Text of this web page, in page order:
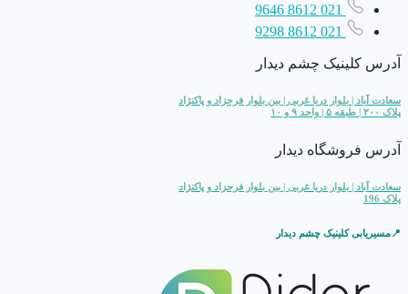
021 8612 9646
021 8612 9298
آدرس کلینیک چشم دیدار
سعادت آباد | بلوار دریا غربی | بین بلوار فرحزاد و پاکنژاد
پلاک ۲۰۰ | طبقه ۵ | واحد ۹ و ۱۰
آدرس فروشگاه دیدار
سعادت آباد | بلوار دریا غربی | بین بلوار فرحزاد و پاکنژاد
پلاک 196
📍مسیریابی کلینیک چشم دیدار